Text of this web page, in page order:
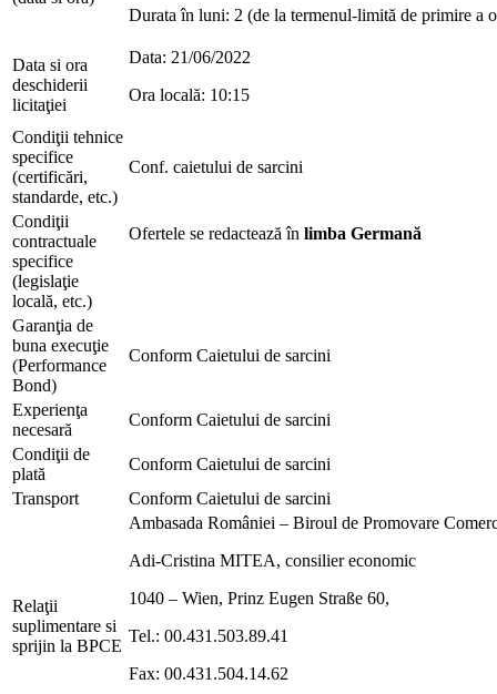
Durata în luni: 2 (de la termenul-limită de primire a
Data si ora
deschiderii
licitaţiei
Data: 21/06/2022
Ora locală: 10:15
Condiţii tehnice
specifice
(certificări,
standarde, etc.)
Conf. caietului de sarcini
Condiţii
contractuale
specifice
(legislaţie
locală, etc.)
Ofertele se redactează în limba Germană
Garanţia de
buna execuţie
(Performance
Bond)
Conform Caietului de sarcini
Experienţa
necesară
Conform Caietului de sarcini
Condiţii de
plată
Conform Caietului de sarcini
Transport
Conform Caietului de sarcini
Relaţii
suplimentare si
sprijin la BPCE
Ambasada României – Biroul de Promovare
Adi-Cristina MITEA, consilier economic
1040 – Wien, Prinz Eugen Straße 60,
Tel.: 00.431.503.89.41
Fax: 00.431.504.14.62